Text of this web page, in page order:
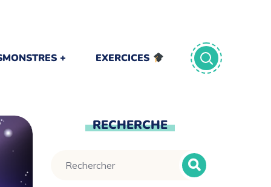
EXERCICES
RECHERCHE